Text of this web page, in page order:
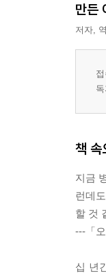
만든
저자,
책 속
지금
런데
할 것
---「
십 년